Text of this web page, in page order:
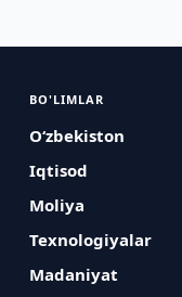
BO'LIMLAR
O‘zbekiston
Iqtisod
Moliya
Texnologiyalar
Madaniyat